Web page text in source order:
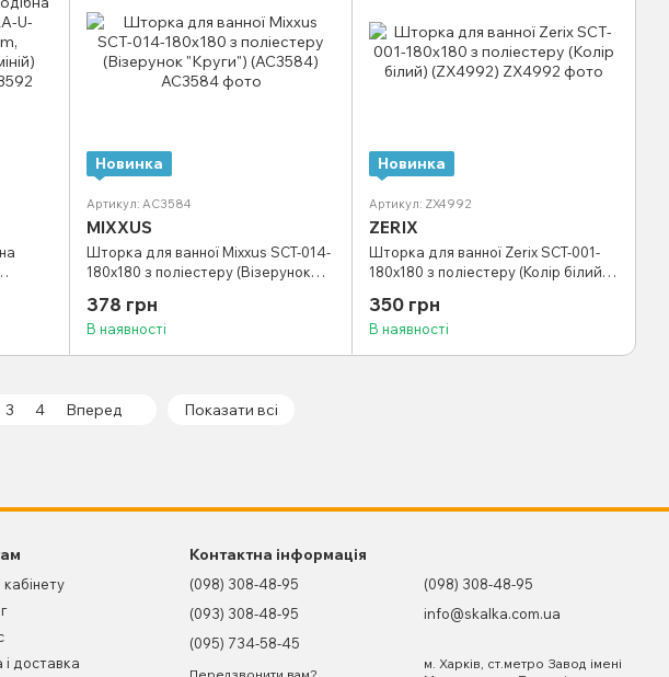
Новинка
Артикул: AC3584
MIXXUS
Шторка для ванної Mixxus SCT-014-
180x180 з поліестеру (Візерунок
378 грн
В наявності
Новинка
Артикул: ZX4992
ZERIX
Шторка для ванної Zerix SCT-001-
180x180 з поліестеру (Колір білий)
350 грн
В наявності
3 4 Вперед Показати всі
кабінету
доставка
Контактна інформація
(098) 308-48-95
(093) 308-48-95
(095) 734-58-45
(098) 308-48-95
info@skalka.com.ua
м. Харків, ст.метро Завод імені